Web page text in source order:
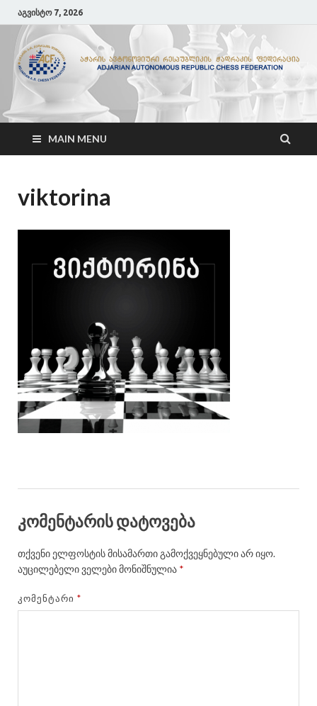
აგვისტო 7, 2026
ACF
აჭარის ჭადრაკის ფედერაცია
MAIN MENU
viktorina
კომენტარის დატოვება
თქვენი ელფოსტის მისამართი გამოქვეყნებული არ იყო.
აუცილებელი ველები მონიშნულია *
ᲙᲝᲛᲔᲜᲢᲐᲠᲘ*